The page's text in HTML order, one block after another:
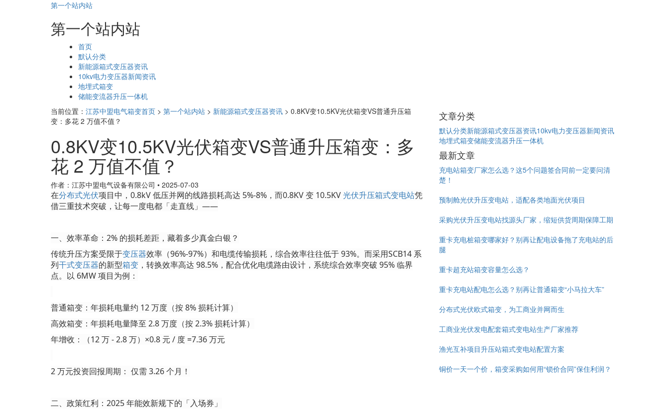
第一个站内站
第一个站内站
首页
默认分类
新能源箱式变压器资讯
10kv电力变压器新闻资讯
地埋式箱变
储能变流器升压一体机
当前位置： 江苏中盟电气箱变首页 > 第一个站内站 > 新能源箱式变压器资讯 > 0.8KV变10.5KV光伏箱变VS普通升压箱
变：多花 2 万值不值？
0.8KV变10.5KV光伏箱变VS普通升压箱变：多
花 2 万值不值？
作者：江苏中盟电气设备有限公司 • 2025-07-03
在分布式光伏项目中， 0.8kV 低压并网的线路损耗高达 5%-8%，而0.8KV 变 10.5KV光伏升压箱式变电站凭
借三重技术突破，让每一度电都「走直线」——
一、效率革命： 2% 的损耗差距，藏着多少真金白银？
传统升压方案受限于变压器效率（96%-97%）和电缆传输损耗，综合效率往往低于 93%。而采用SCB14 系
列干式变压器的新型箱变 ，转换效率高达 98.5%，配合优化电缆路由设计，系统综合效率突破 95% 临界
点。以 6MW 项目为例：
普通箱变：年损耗电量约 12 万度（按 8% 损耗计算）
高效箱变：年损耗电量降至 2.8 万度（按 2.3% 损耗计算）
年增收：（12 万 - 2.8 万）×0.8 元 / 度 =7.36 万元
2 万元投资回报周期： 仅需 3.26 个月！
二、政策红利： 2025 年能效新规下的「入场券」
文章分类
默认分类新能源箱式变压器资讯10kv电力变压器新闻资讯
地埋式箱变储能变流器升压一体机
最新文章
充电站箱变厂家怎么选？这5个问题签合同前一定要问清
楚！
预制舱光伏升压变电站，适配各类地面光伏项目
采购光伏升压变电站找源头厂家，缩短供货周期保障工期
重卡充电桩箱变哪家好？别再让配电设备拖了充电站的后
腿
重卡超充站箱变容量怎么选？
重卡充电站配电怎么选？别再让普通箱变“小马拉大车”
分布式光伏欧式箱变，为工商业并网而生
工商业光伏发电配套箱式变电站生产厂家推荐
渔光互补项目升压站箱式变电站配置方案
铜价一天一个价，箱变采购如何用“锁价合同”保住利润？